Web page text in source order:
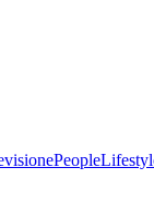
People